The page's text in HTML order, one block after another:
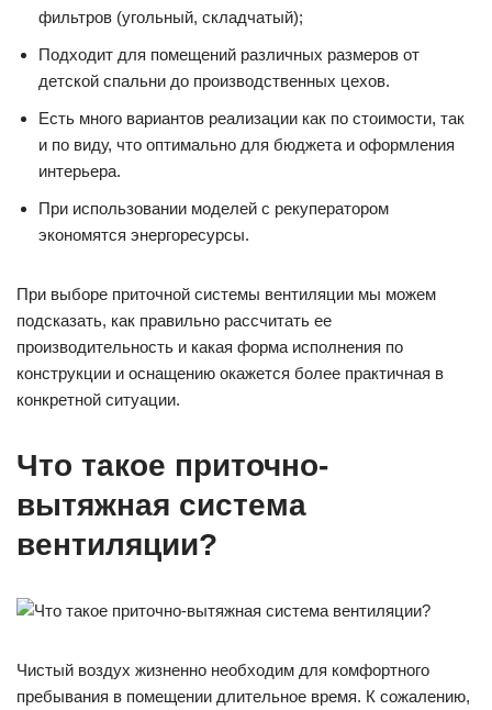
фильтров (угольный, складчатый);
Подходит для помещений различных размеров от
детской спальни до производственных цехов.
Есть много вариантов реализации как по стоимости, так
и по виду, что оптимально для бюджета и оформления
интерьера.
При использовании моделей с рекуператором
экономятся энергоресурсы.
При выборе приточной системы вентиляции мы можем
подсказать, как правильно рассчитать ее
производительность и какая форма исполнения по
конструкции и оснащению окажется более практичная в
конкретной ситуации.
Что такое приточно-
вытяжная система
вентиляции?
Чистый воздух жизненно необходим для комфортного
пребывания в помещении длительное время. К сожалению,